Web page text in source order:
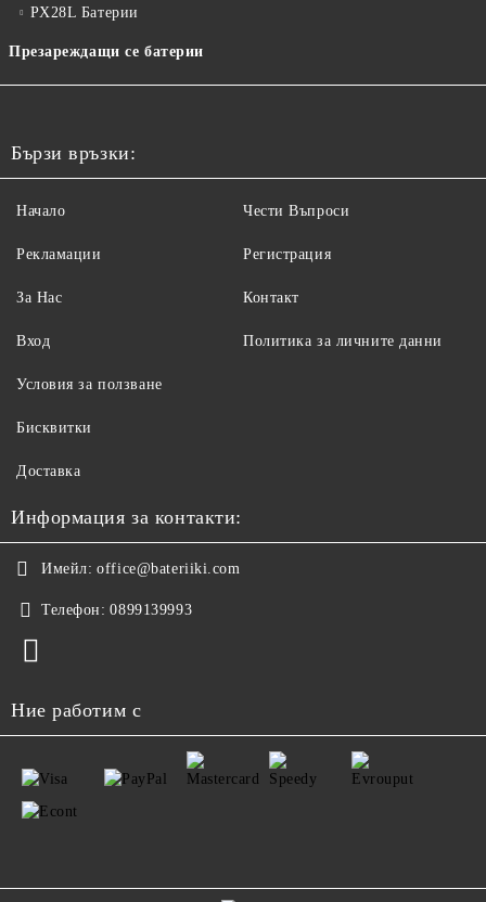
PX28L Батерии
Презареждащи се батерии
Бързи връзки:
Начало
Рекламации
За Нас
Вход
Чести Въпроси
Регистрация
Контакт
Политика за личните данни
Условия за ползване
Бисквитки
Доставка
Информация за контакти:
Имейл: office@bateriiki.com
Телефон: 0899139993
Ние работим с